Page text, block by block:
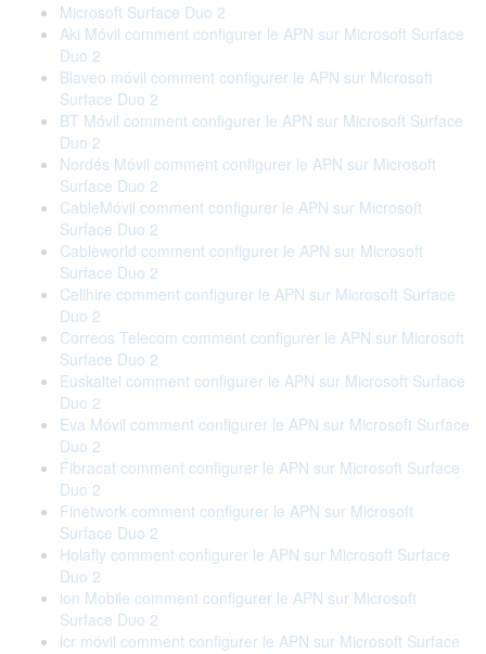
Microsoft Surface Duo 2
Aki Móvil comment configurer le APN sur Microsoft Surface
Duo 2
Blaveo móvil comment configurer le APN sur Microsoft
Surface Duo 2
BT Móvil comment configurer le APN sur Microsoft Surface
Duo 2
Nordés Móvil comment configurer le APN sur Microsoft
Surface Duo 2
CableMóvil comment configurer le APN sur Microsoft
Surface Duo 2
Cableworld comment configurer le APN sur Microsoft
Surface Duo 2
Cellhire comment configurer le APN sur Microsoft Surface
Duo 2
Correos Telecom comment configurer le APN sur Microsoft
Surface Duo 2
Euskaltel comment configurer le APN sur Microsoft Surface
Duo 2
Eva Móvil comment configurer le APN sur Microsoft Surface
Duo 2
Fibracat comment configurer le APN sur Microsoft Surface
Duo 2
Finetwork comment configurer le APN sur Microsoft
Surface Duo 2
Holafly comment configurer le APN sur Microsoft Surface
Duo 2
ion Mobile comment configurer le APN sur Microsoft
Surface Duo 2
lcr móvil comment configurer le APN sur Microsoft Surface